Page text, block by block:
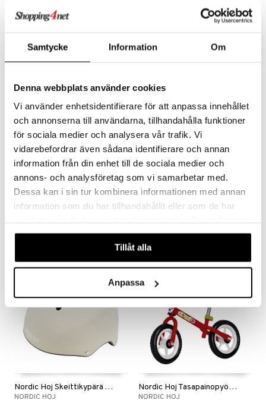
Samtycke Information Om
Denna webbplats använder cookies
Vi använder enhetsidentifierare för att anpassa innehållet
och annonserna till användarna, tillhandahålla funktioner
för sociala medier och analysera vår trafik. Vi
vidarebefordrar även sådana identifierare och annan
information från din enhet till de sociala medier och
annons- och analysföretag som vi samarbetar med.
Dessa kan i sin tur kombinera informationen med annan
information som du har tillhandahållit eller som de har
våra cookies vid fortsatt användande av vår webbplats.
Tillåt alla
Anpassa
23,90 €
Nordic Hoj Potkupyörä Musta
NORDIC HOJ
Nordic Hoj Potkupyörä Peppi 10 tuumaa
NORDIC HOJ
Nordic Hoj Skeittikypärä Vaaleanbeige
NORDIC HOJ
uutuus
Nordic Hoj Tasapainopyörä Babblarna 10 tuumainen
NORDIC HOJ